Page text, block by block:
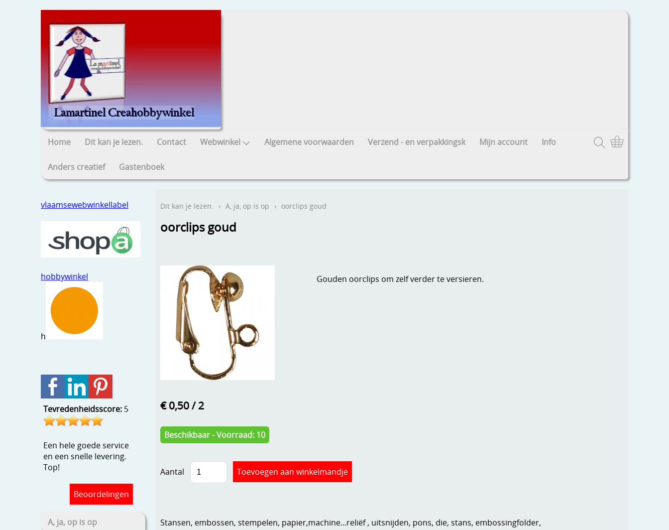
Home Dit kan je lezen. Contact Webwinkel Algemene voorwaarden Verzend - en verpakkingsk Mijn account Info
Anders creatief Gastenboek
vlaamsewebwinkellabel
hobbywinkel
h
Tevredenheidsscore: 5
Een hele goede service
en een snelle levering.
Top!
Beoordelingen
A, ja, op is op
Dit kan je lezen. › A, ja, op is op › oorclips goud
oorclips goud
Gouden oorclips om zelf verder te versieren.
€ 0,50/ 2
Beschikbaar - Voorraad: 10
Aantal
Stansen, embossen, stempelen, papier,machine...reliëf , uitsnijden, pons, die, stans, embossingfolder,